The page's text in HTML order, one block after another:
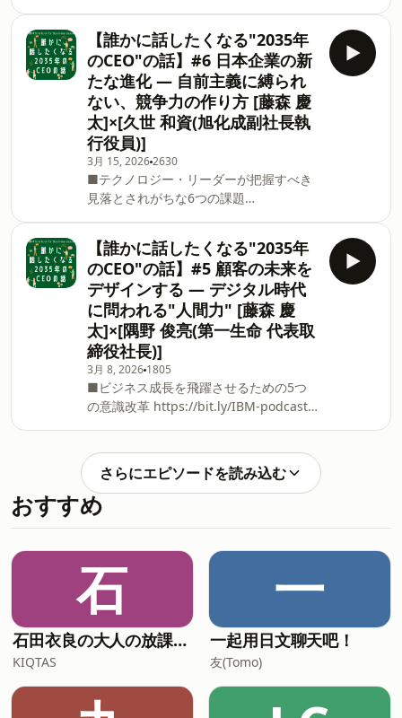
らしさ」を問い直します。（2026年2月6
日収録） ■ゲスト [井上 慎一] 全日本空
輸株式会社 代表取締役社長 ■「日本
IBM 誰かに話したくなる”○○”の話」
とは シリーズごとにテーマを設け、日本
IBMの専門家が深く掘り下げたディスカ
ッションを行います。 ■ホスト [藤森 慶
太]
現場で長年培われてきた膨大なノウハウ
は、多くが暗黙知として閉じたまま。AI
やデータ分析が発展するいまこそ、現場
が持つ知恵を再構成し、企業の境界を越
えて結び直す時代だと久世副社長は語り
ます。 個社内で完結するのではなく、互
いの知見を持ち寄り、モデルを磨き合
い、共通の価値として育てていく——。
“競争か協業か”という二項対立を越え
た、連携型のものづくりの可能性を探り
長執行役員 ■「日本IBM 誰かに話した
くなる”○○”の話」とは シリーズごとに
テーマを設け、日本IBMの専門家が深く
掘り下げたディスカッションを行いま
す。 ■ホスト [藤森
【誰かに話したくなる"2035年
のCEO"の話】#6 日本企業の新
たな進化 ― 自前主義に縛られ
ない、競争力の作り方 [藤森 慶
太]×[久世 和資(旭化成副社長執
行役員)]
3月 15, 20262630
■テクノロジー・リーダーが把握すべき
見落とされがちな6つの課題
技術力は強みである一方、独自技術を起
点に事業を構築しようとする“自前主
義”が可能性を狭めることがあります。
これからの組織に求められるのは、保有
する強みだけを起点にする思考ではな
く、社会の変化を俯瞰し、異なる視点を
柔軟に取り込む姿勢です。 技術・知財・
人材を閉じず、協働を前提に再編集する
ことで初めて生まれる“新たな進化”とは
何か。日本企業に求められる価値観のア
成株式会社 取締役 副社長執行役員
■「日本IBM 誰かに話したくな
る”○○”の話」とは シリーズごとにテー
マを設け、日本IBMの専門家が深く掘り
【誰かに話したくなる"2035年
のCEO"の話】#5 顧客の未来を
デザインする — デジタル時代
に問われる"人間力" [藤森 慶
太]×[隅野 俊亮(第一生命 代表取
締役社長)]
3月 8, 2026 1805
■ビジネス成長を飛躍させるための5つ
の意識改革 ⁠https://bit.ly/IBM-podcast-
長が重視するのは、人間が担う「誠実
さ・倫理・傾聴」といった本質的な力。
金融機関に求められる信頼の本質、企業
倫理の揺らぎ、遺伝子情報などの高度デ
険業界が直面する難題を掘り下げます。
技術が高度化するほど、人間らしい判
断・感情・寄り添いが価値を持つ――。
未来に向けて磨くべき「人間力」を問い
直します。 （2025年12月24日収録） ■
ゲスト [隅野 俊亮] 第一生命保険株式会
話したくなる”○○”の話」とは シリーズ
ごとにテーマを設け、日本IBMの専門家
さらにエピソードを読み込む
おすすめ
石
石田衣良の大人の放課後ラジオ
KIQTAS
一
一起用日文聊天吧！
友(Tomo)